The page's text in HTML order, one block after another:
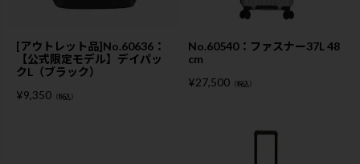
[アウトレット品]No.60636：
【公式限定モデル】デイパッ
クL（ブラック）
¥9,350 （税込）
No.60540：ファスナー37L 48
cm
¥27,500 （税込）